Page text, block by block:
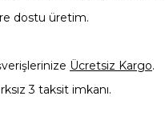
dostu üretim.
Ücretsiz Kargo.
3 taksit imkanı.